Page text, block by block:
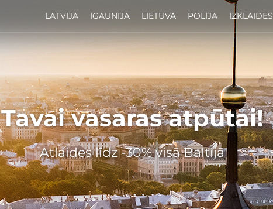
LATVIJA IGAUNIJA LIETUVA POLIJA IZKLAIDES
Tavai vasaras atpūtai!
Atlaides līdz -30% visā Baltijā